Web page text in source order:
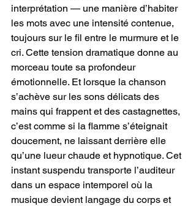
interprétation — une manière d’habiter
les mots avec une intensité contenue,
toujours sur le fil entre le murmure et le
cri. Cette tension dramatique donne au
morceau toute sa profondeur
émotionnelle. Et lorsque la chanson
s’achève sur les sons délicats des
mains qui frappent et des castagnettes,
c’est comme si la flamme s’éteignait
doucement, ne laissant derrière elle
qu’une lueur chaude et hypnotique. Cet
instant suspendu transporte l’auditeur
dans un espace intemporel où la
musique devient langage du corps et